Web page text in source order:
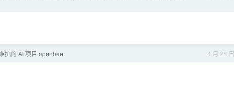
4 月 28 日
护的 AI 项目 openbee